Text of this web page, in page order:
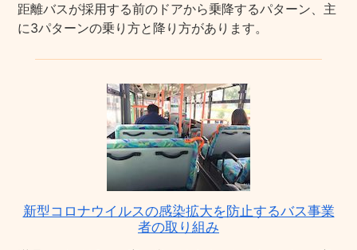
距離バスが採用する前のドアから乗降するパターン、主
に3パターンの乗り方と降り方があります。
新型コロナウイルスの感染拡大を防止するバス事業
者の取り組み